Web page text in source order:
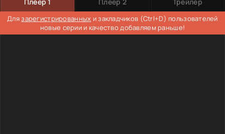
Длязарегистрированных и закладчиков (Ctrl+D) пользователей
новые серии и качество добавляем раньше!